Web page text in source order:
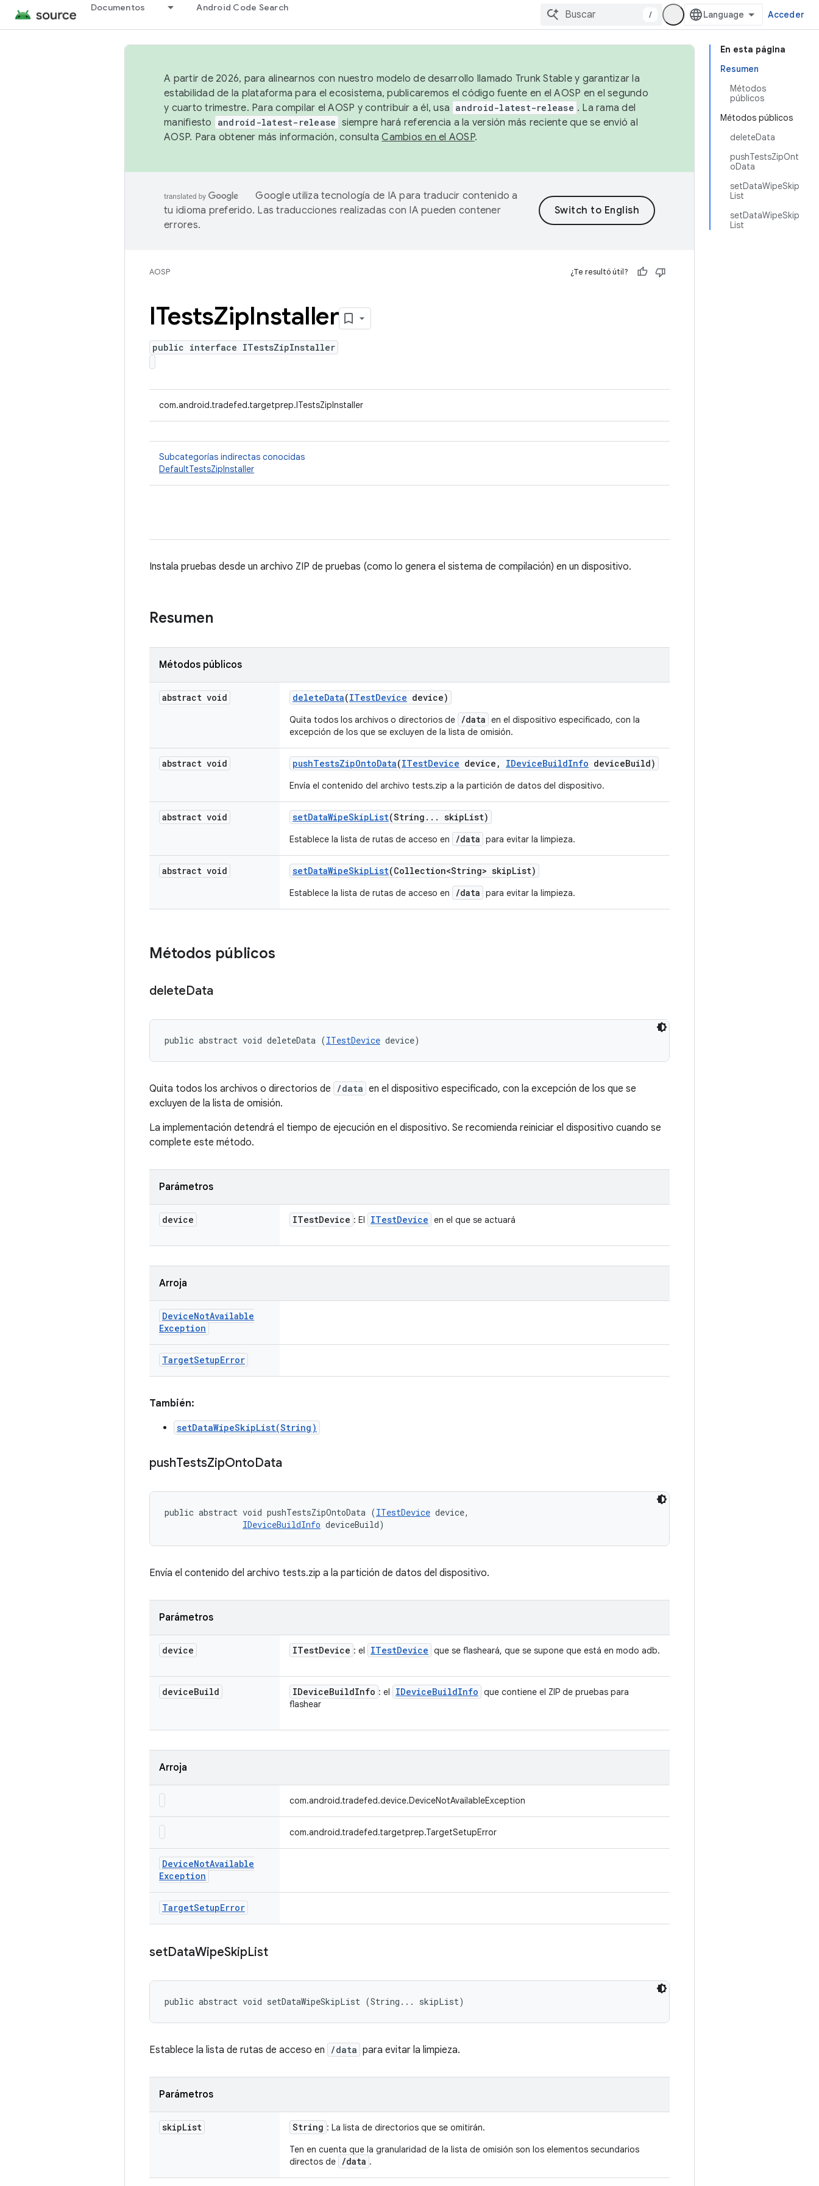
Documentos Android Code Search
/ Acceder
En esta página
Resumen
Métodos
públicos
Métodos públicos
deleteData
pushTestsZipOnt
oData
setDataWipeSkip
List
setDataWipeSkip
List
A partir de 2026, para alinearnos con nuestro modelo de desarrollo llamado Trunk Stable y garantizar la
estabilidad de la plataforma para el ecosistema, publicaremos el código fuente en el AOSP en el segundo
y cuarto trimestre. Para compilar el AOSP y contribuir a él, usa android-latest-release . La rama del
manifiesto
android-latest-release siempre hará referencia a la versión más reciente que se envió al
AOSP. Para obtener más información, consultaCambios en el AOSP.
Google utiliza tecnología de IA para traducir contenido a
tu idioma preferido. Las traducciones realizadas con IA pueden contener
errores.
AOSP ¿Te resultó útil?
ITestsZipInstaller
public interface ITestsZipInstaller
com.android.tradefed.targetprep.ITestsZipInstaller
Subcategorías indirectas conocidas
DefaultTestsZipInstaller
Instala pruebas desde un archivo ZIP de pruebas (como lo genera el sistema de compilación) en un dispositivo.
Resumen
Métodos públicos
abstract void deleteData(ITestDevice device)
Quita todos los archivos o directorios de /data en el dispositivo especificado, con la
excepción de los que se excluyen de la lista de omisión.
abstract void pushTestsZipOntoData(ITestDevice device , IDeviceBuildInfo deviceBuild)
Envía el contenido del archivo tests.zip a la partición de datos del dispositivo.
abstract void setDataWipeSkipList(String . . . skipList)
Establece la lista de rutas de acceso en /data para evitar la limpieza.
abstract void setDataWipeSkipList(Collection<String> skipList)
Establece la lista de rutas de acceso en /data para evitar la limpieza.
Métodos públicos
deleteData
public abstract void deleteData (ITestDevice device)
Quita todos los archivos o directorios de /data en el dispositivo especificado, con la excepción de los que se
excluyen de la lista de omisión.
La implementación detendrá el tiempo de ejecución en el dispositivo. Se recomienda reiniciar el dispositivo cuando se
complete este método.
Parámetros
device ITestDevice : El ITestDevice en el que se actuará
Arroja
DeviceNotAvailable
Exception
TargetSetupError
También:
setDataWipeSkipList(String)
pushTestsZipOntoData
public abstract void pushTestsZipOntoData (ITestDevice device,
IDeviceBuildInfo deviceBuild)
Envía el contenido del archivo tests.zip a la partición de datos del dispositivo.
Parámetros
device ITestDevice : el ITestDevice que se flasheará, que se supone que está en modo adb.
deviceBuild IDeviceBuildInfo : el IDeviceBuildInfo que contiene el ZIP de pruebas para
flashear
Arroja
com.android.tradefed.device.DeviceNotAvailableException
com.android.tradefed.targetprep.TargetSetupError
DeviceNotAvailable
Exception
TargetSetupError
setDataWipeSkipList
public abstract void setDataWipeSkipList (String... skipList)
Establece la lista de rutas de acceso en /data para evitar la limpieza.
Parámetros
skipList String : La lista de directorios que se omitirán.
Ten en cuenta que la granularidad de la lista de omisión son los elementos secundarios
directos de
/data .